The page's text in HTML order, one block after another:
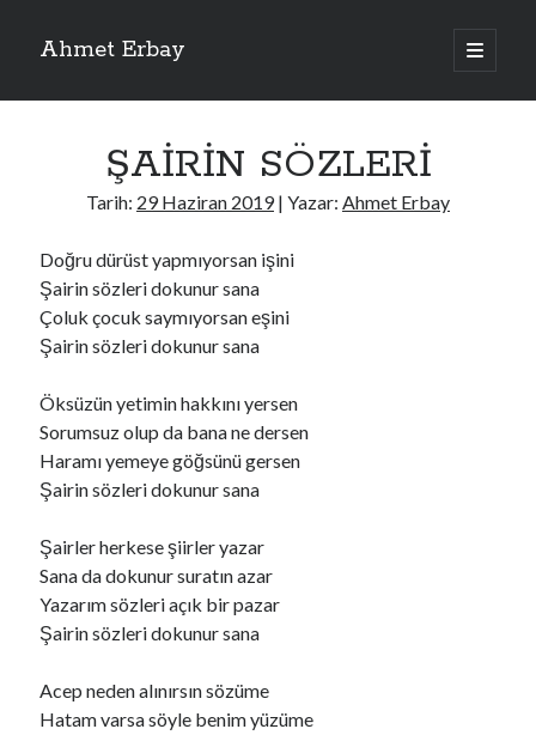
Ahmet Erbay
ana
menüyü
Yan
Menü
ELİF BENİ BIRAKMA
AĞLAMAYIN BOŞUNA
ÖLÜM GELSİN
DOĞRU YOLDAN ÇIKAMAM
Son Yorumlar
BAĞIŞLA ADINIiçindario72
BAĞIŞLA ADINIiçinold_betty6573
BAĞIŞLA ADINIiçinfoodie22
BAĞIŞLA ADINIiçinZoe72
Ara
ŞAİRİN SÖZLERİ
Tarih: 29 Haziran 2019| Yazar: Ahmet Erbay
Doğru dürüst yapmıyorsan işini
Şairin sözleri dokunur sana
Çoluk çocuk saymıyorsan eşini
Şairin sözleri dokunur sana
Öksüzün yetimin hakkını yersen
Sorumsuz olup da bana ne dersen
Haramı yemeye göğsünü gersen
Şairin sözleri dokunur sana
Şairler herkese şiirler yazar
Sana da dokunur suratın azar
Yazarım sözleri açık bir pazar
Şairin sözleri dokunur sana
Acep neden alınırsın sözüme
Hatam varsa söyle benim yüzüme